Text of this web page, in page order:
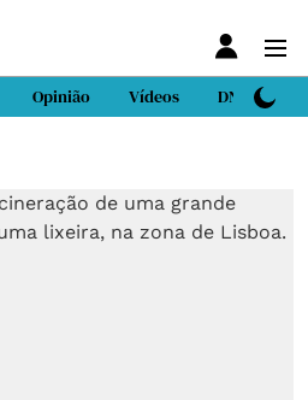
Opinião Vídeos DN Sport